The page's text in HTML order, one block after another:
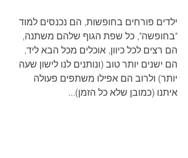
ילדים פורחים בחופשות, הם נכנסים למוד
"בחופשה", כל שפת הגוף שלהם משתנה,
הם רצים לכל כיוון, אוכלים מכל הבא ליד,
הם ישנים יותר טוב (ונותנים לנו לישון שעה
יותר) ולרוב הם אפילו משתפים פעולה
איתנו (כמובן שלא כל הזמן)...